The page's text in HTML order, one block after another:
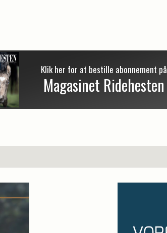
Klik her for at bestille abonnement på
Magasinet Ridehesten